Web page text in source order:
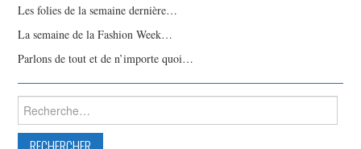
Les folies de la semaine dernière…
La semaine de la Fashion Week…
Parlons de tout et de n’importe quoi…
Rechercher :